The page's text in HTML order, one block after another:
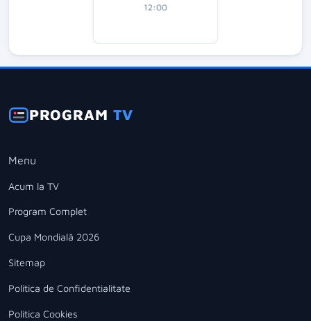
12:00
PROGRAMTV
Menu
Acum la TV
Program Complet
Cupa Mondială 2026
Sitemap
Politica de Confidentialitate
Politica Cookies